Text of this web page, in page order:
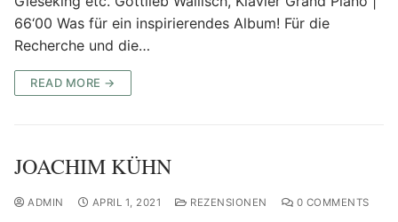
66‘00 Was für ein inspirierendes Album! Für die
Recherche und die…
READ MORE →
JOACHIM KÜHN
ADMIN APRIL 1, 2021 REZENSIONEN 0 COMMENTS